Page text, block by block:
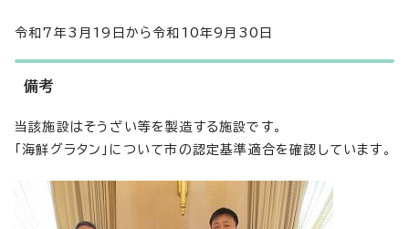
令和7年3月19日から令和10年9月30日
備考
当該施設はそうざい等を製造する施設です。
「海鮮グラタン」について市の認定基準適合を確認しています。